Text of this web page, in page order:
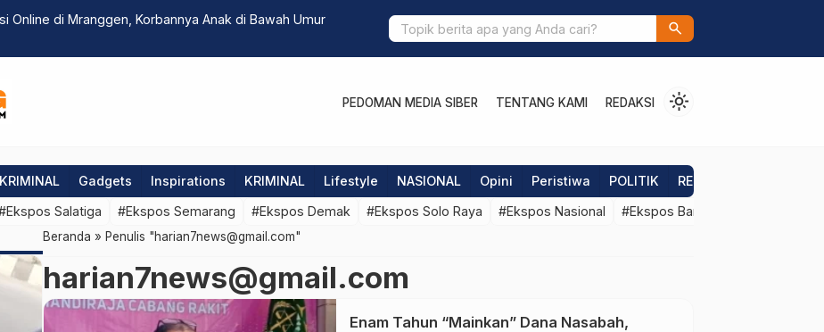
Online di Mranggen, Korbannya Anak di Bawah Umur Polres Semarang Gandeng Ponpes Tanam Jagung Dukung Ketahanan Pangan
search
PEDOMAN MEDIA SIBER TENTANG KAMI REDAKSI light_mode
Gadgets Inspirations KRIMINAL Lifestyle NASIONAL Opini Peristiwa POLITIK REGIONAL
Salatiga #Ekspos Semarang #Ekspos Demak #Ekspos Solo Raya #Ekspos Nasional #Ekspos Banjarnegara
Beranda » Penulis "harian7news@gmail.com"
harian7news@gmail.com
Enam Tahun “Mainkan” Dana Nasabah,